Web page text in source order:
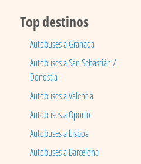
Top destinos
Autobuses a Granada
Autobuses a San Sebastián /
Donostia
Autobuses a Valencia
Autobuses a Oporto
Autobuses a Lisboa
Autobuses a Barcelona